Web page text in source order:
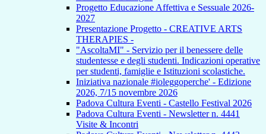
Progetto Educazione Affettiva e Sessuale 2026-
2027
Presentazione Progetto - CREATIVE ARTS
THERAPIES -
"AscoltaMI" - Servizio per il benessere delle
studentesse e degli studenti. Indicazioni operative
per studenti, famiglie e Istituzioni scolastiche.
Iniziativa nazionale #ioleggoperche' - Edizione
2026, 7/15 novembre 2026
Padova Cultura Eventi - Castello Festival 2026
Padova Cultura Eventi - Newsletter n. 4441
Visite & Incontri